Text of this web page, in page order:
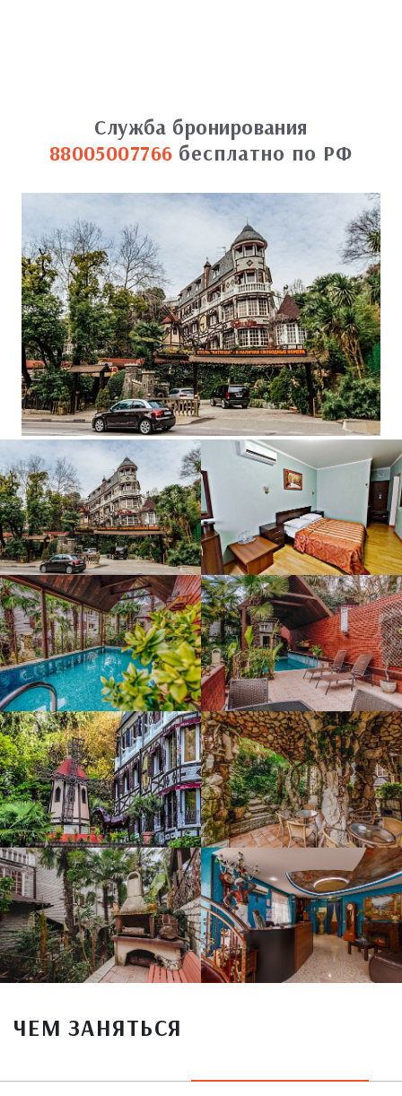
Служба бронирования
88005007766 бесплатно по РФ
ЧЕМ ЗАНЯТЬСЯ